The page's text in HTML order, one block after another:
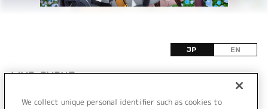
JP EN
LIVE•EVENT
We collect unique personal identifier such as cookies to